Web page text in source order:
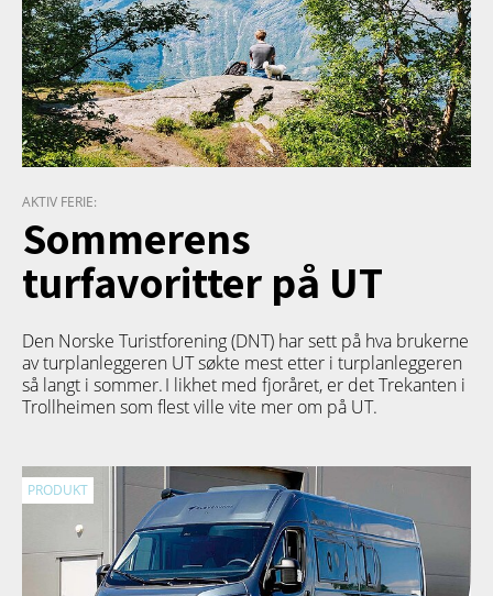
AKTIV FERIE:
Sommerens
turfavoritter på UT
Den Norske Turistforening (DNT) har sett på hva brukerne
av turplanleggeren UTsøkte mest etter i turplanleggeren
så langt i sommer. I likhet med fjoråret, er det Trekanten i
Trollheimen som flest ville vite mer om på UT.
PRODUKT